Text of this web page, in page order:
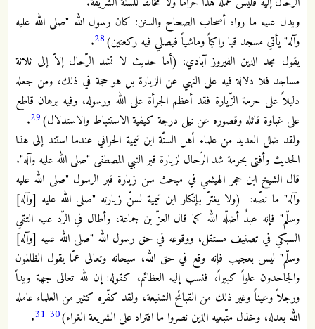
ويدل عليه ما رواه أصحاب الصحاح والسنن: كان رسول الله "صلى الله عليه
وآله" يأتي مسجد قبا راكباً وماشياً فيصلي فيه ركعتين)28
.
يقول مجد الدين الفيروز آبادي: (أما حديث لا تشد الرّحال إلاّ إلى ثلاثة
مساجد فلا دلالة فيه على النهي عن الزيارة بل هو حجة في ذلك، ومن جعله
دليلاً على حرمة الزّيارة فقد أعظم الجرأة على الله ورسوله، وفيه برهان قاطع
على غباوة قائله وقصوره عن نيل درجة كيفية الاستنباط والاستدلال)29
.
ولقد ضلل العديد من علماء أهل السنّة ابن تيمية الحراني عندما استند إلى هذا
الحديث وأفتى بحرمة شد الرّحال لزيارة قبر النبي المصطفى "صلى الله عليه وآله".
قال الشيخ ابن حجر الهيثمي في مبحث سن زيارة قبر الرسول "صلى الله عليه
وآله" ما نصّه: (ولا يغترّ بإنكار ابن تيمية لسنّ زيارته "صلى الله عليه [وآله]
وسلّم" فإنه عبدٌ أضلّه الله كما قال العزّ بن جماعة، وأطال في الرّد عليه التقي
السبكي في تصنيف مستقل، ووقوعه في حق رسول الله "صلى الله عليه [وآله]
وسلّم" ليس بعجيب فإنه وقع في حق الله، سبحانه وتعالى عمّا يقول الظالمون
والجاحدون علواً كبيراً، فنسب إليه العظائم، كقوله: إن لله تعالى جهة ويداً
ورجلاً وعيناً وغير ذلك من القبائح الشنيعة، ولقد كفّره كثير من العلماء عامله
الله بعدله، وخذل متّبعيه الذين نصروا ما افتراه على الشريعة الغراء)30
31
.